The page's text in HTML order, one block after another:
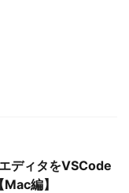
ディタをVSCode
編】